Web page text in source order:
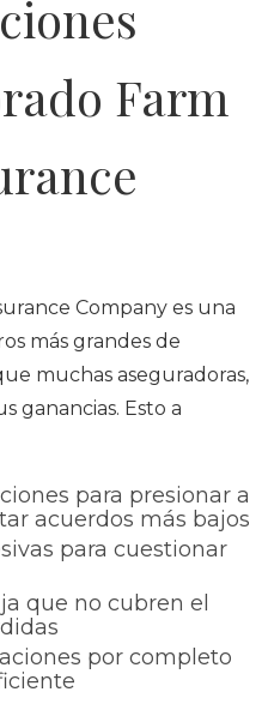
Farm
Company es una
más grandes de
muchas aseguradoras,
ganancias. Esto a
para presionar a
acuerdos más bajos
para cuestionar
que no cubren el
por completo